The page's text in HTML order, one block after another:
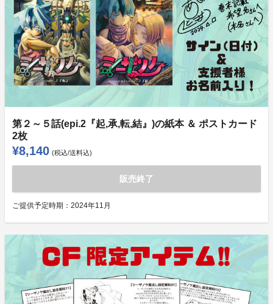
第２～５話(epi.2『起,承,転,結』)の紙本 ＆ ポストカード
2枚
¥8,140 (税込/送料込)
販売終了
ご提供予定時期： 2024年11月